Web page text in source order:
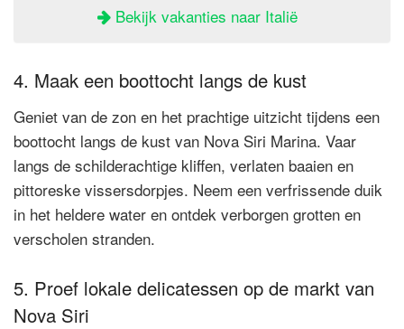
Bekijk vakanties naar Italië
4. Maak een boottocht langs de kust
Geniet van de zon en het prachtige uitzicht tijdens een
boottocht langs de kust van Nova Siri Marina. Vaar
langs de schilderachtige kliffen, verlaten baaien en
pittoreske vissersdorpjes. Neem een verfrissende duik
in het heldere water en ontdek verborgen grotten en
verscholen stranden.
5. Proef lokale delicatessen op de markt van
Nova Siri